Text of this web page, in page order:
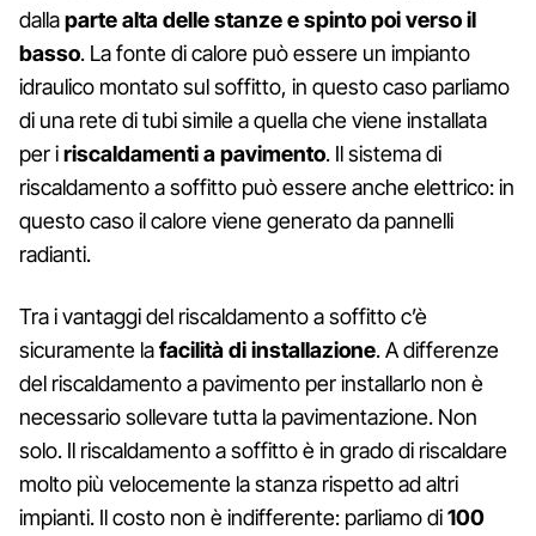
dallaparte alta delle stanze e spinto poi verso il
basso. La fonte di calore può essere un impianto
idraulico montato sul soffitto, in questo caso parliamo
di una rete di tubi simile a quella che viene installata
per iriscaldamenti a pavimento. Il sistema di
riscaldamento a soffitto può essere anche elettrico: in
questo caso il calore viene generato da pannelli
radianti.
Tra i vantaggi del riscaldamento a soffitto c’è
sicuramente lafacilità di installazione. A differenze
del riscaldamento a pavimento per installarlo non è
necessario sollevare tutta la pavimentazione. Non
solo. Il riscaldamento a soffitto è in grado di riscaldare
molto più velocemente la stanza rispetto ad altri
impianti. Il costo non è indifferente: parliamo di100